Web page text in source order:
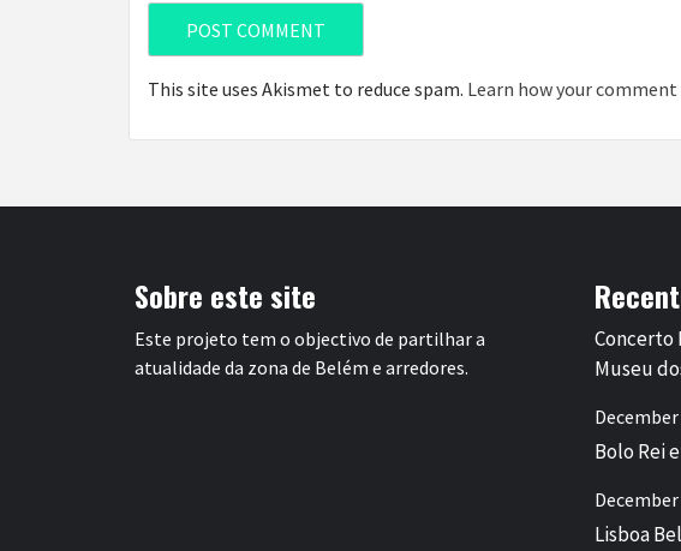
This site uses Akismet to reduce spam. Learn how your comment
Sobre este site
Este projeto tem o objectivo de partilhar a
atualidade da zona de Belém e arredores.
Concerto
Museu
December
Bolo Rei
December
Lisboa